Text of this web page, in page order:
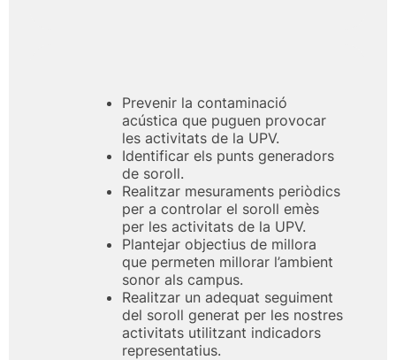
Prevenir la contaminació
acústica que puguen provocar
les activitats de la UPV.
Identificar els punts generadors
de soroll.
Realitzar mesuraments periòdics
per a controlar el soroll emès
per les activitats de la UPV.
Plantejar objectius de millora
que permeten millorar l’ambient
sonor als campus.
Realitzar un adequat seguiment
del soroll generat per les nostres
activitats utilitzant indicadors
representatius.